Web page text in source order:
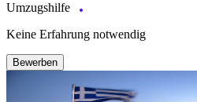
Umzugshilfe
Keine Erfahrung notwendig
Bewerben